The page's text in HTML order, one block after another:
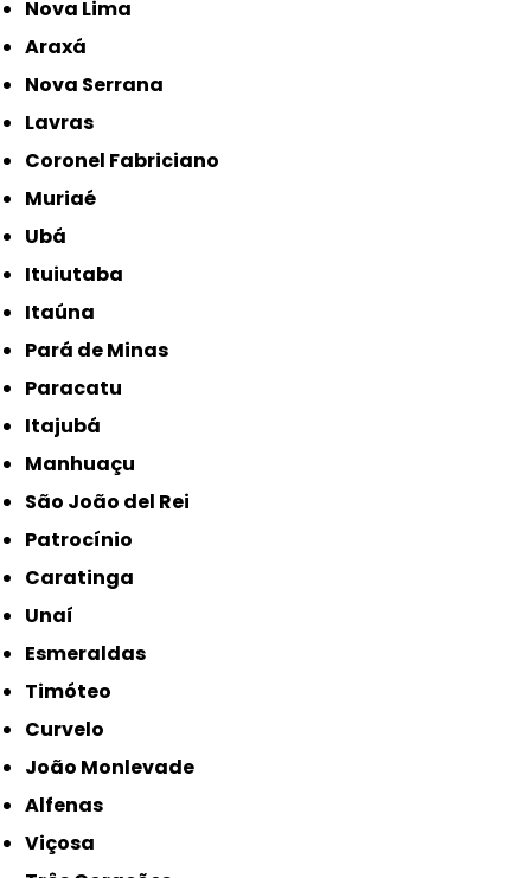
Nova Lima
Araxá
Nova Serrana
Lavras
Coronel Fabriciano
Muriaé
Ubá
Ituiutaba
Itaúna
Pará de Minas
Paracatu
Itajubá
Manhuaçu
São João del Rei
Patrocínio
Caratinga
Unaí
Esmeraldas
Timóteo
Curvelo
João Monlevade
Alfenas
Viçosa